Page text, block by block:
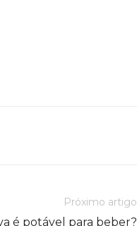
Próximo artigo
é potável para beber?